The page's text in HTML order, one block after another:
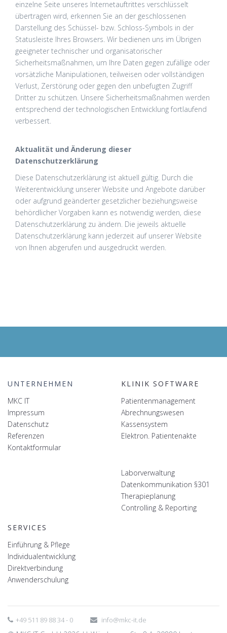
einzelne Seite unseres Internetauftrittes verschlüsselt
übertragen wird, erkennen Sie an der geschlossenen
Darstellung des Schüssel- bzw. Schloss-Symbols in der
Statusleiste Ihres Browsers. Wir bedienen uns im Übrigen
geeigneter technischer und organisatorischer
Sicherheitsmaßnahmen, um Ihre Daten gegen zufällige oder
vorsätzliche Manipulationen, teilweisen oder vollständigen
Verlust, Zerstörung oder gegen den unbefugten Zugriff
Dritter zu schützen. Unsere Sicherheitsmaßnahmen werden
entsprechend der technologischen Entwicklung fortlaufend
verbessert.
Aktualität und Änderung dieser
Datenschutzerklärung
Diese Datenschutzerklärung ist aktuell gültig. Durch die
Weiterentwicklung unserer Website und Angebote darüber
oder aufgrund geänderter gesetzlicher beziehungsweise
behördlicher Vorgaben kann es notwendig werden, diese
Datenschutzerklärung zu ändern. Die jeweils aktuelle
Datenschutzerklärung kann jederzeit auf unserer Website
von Ihnen abgerufen und ausgedruckt werden.
UNTERNEHMEN
MKC IT
Impressum
Datenschutz
Referenzen
Kontaktformular
KLINIK SOFTWARE
Patientenmanagement
Abrechnungswesen
Kassensystem
Elektron. Patientenakte
Laborverwaltung
Datenkommunikation §301
Therapieplanung
Controlling & Reporting
SERVICES
Einführung & Pflege
Individualentwicklung
Direktverbindung
Anwenderschulung
+49 511 89 88 34 - 0 info@mkc-it.de